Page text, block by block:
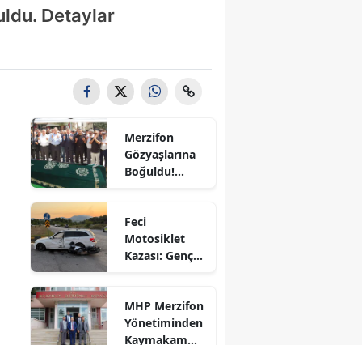
Bitlis
Burdur
Bursa
Çanakkale
Çankırı
Denizli
Detaylar
Merzifon
Gözyaşlarına
Boğuldu!
Son
Yolculuğuna
Uğurlandı
Feci
Motosiklet
Kazası: Genç
Kaybetti
MHP Merzifon
Yönetiminden
Kaymakam